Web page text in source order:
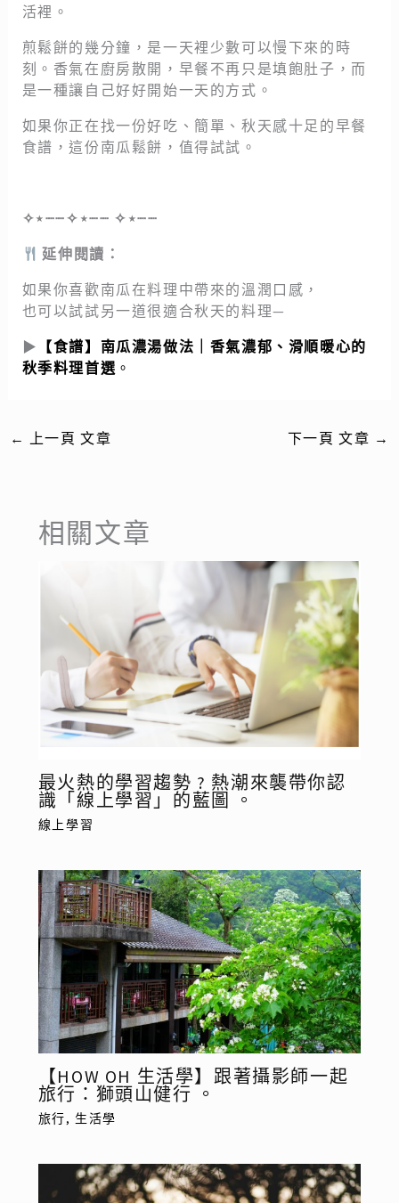
活裡。
煎鬆餅的幾分鐘，是一天裡少數可以慢下來的時
刻。香氣在廚房散開，早餐不再只是填飽肚子，而
是一種讓自己好好開始一天的方式。
如果你正在找一份好吃、簡單、秋天感十足的早餐
食譜，這份南瓜鬆餅，值得試試。
✧⋆┈┈✧⋆┈┈ ✧⋆┈┈
延伸閱讀：
如果你喜歡南瓜在料理中帶來的溫潤口感，
也可以試試另一道很適合秋天的料理—
▶
【食譜】南瓜濃湯做法｜香氣濃郁、滑順暖心的
秋季料理首選 。
← 上一頁 文章 下一頁 文章 →
相關文章
最火熱的學習趨勢 ? 熱潮來襲帶你認
識「線上學習」的藍圖 。
線上學習
【HOW OH 生活學】跟著攝影師一起
旅行：獅頭山健行 。
旅行, 生活學